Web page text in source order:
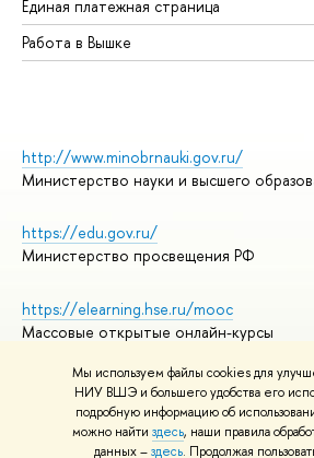
Мы используем файлы cookies для
НИУ ВШЭ и большего удобства его
подробную информацию об
можно найти здесь, наши правила
данных –здесь. Продолжая
Единая платежная страница
Работа в Вышке
http://www.minobrnauki.gov.ru/
Министерство науки и высшего
https://edu.gov.ru/
Министерство просвещения РФ
https://elearning.hse.ru/mooc
Массовые открытые онлайн-курсы
© НИУ ВШЭ 1993–2026
Адреса и контакты
Условия использования материалов